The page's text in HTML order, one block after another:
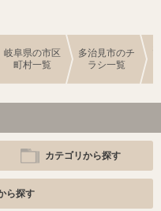
岐阜県の市区
町村一覧
多治見市のチ
ラシ一覧
カテゴリから探す
ら探す